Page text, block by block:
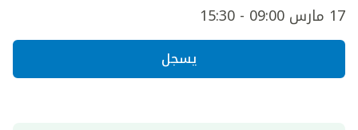
17 مارس 09:00 - 15:30
يسجل